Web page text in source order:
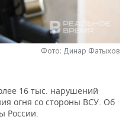
Фото: Динар Фатыхов
16 тыс. нарушений
огня со стороны ВСУ. Об
России.